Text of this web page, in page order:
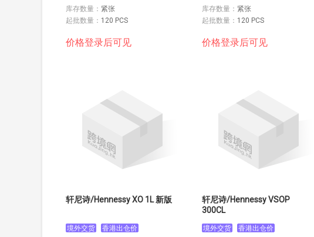
库存数量： 紧张
起批数量： 120 PCS
价格登录后可见
库存数量： 紧张
起批数量： 120 PCS
价格登录后可见
轩尼诗/Hennessy XO 1L 新版
境外交货
香港出仓价
轩尼诗/Hennessy VSOP
300CL
境外交货
香港出仓价